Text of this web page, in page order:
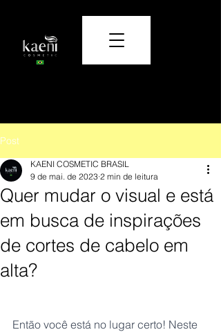
Post
Quer mudar o visual e está
em busca de inspirações
de cortes de cabelo em
alta?
KAENI COSMETIC BRASIL
9 de mai. de 2023 2 min de leitura
Então você está no lugar certo! Neste